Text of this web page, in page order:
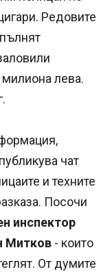
Редовите
милиона лева.
чат
и техните
Посочи
инспектор
Митков - които
От думите